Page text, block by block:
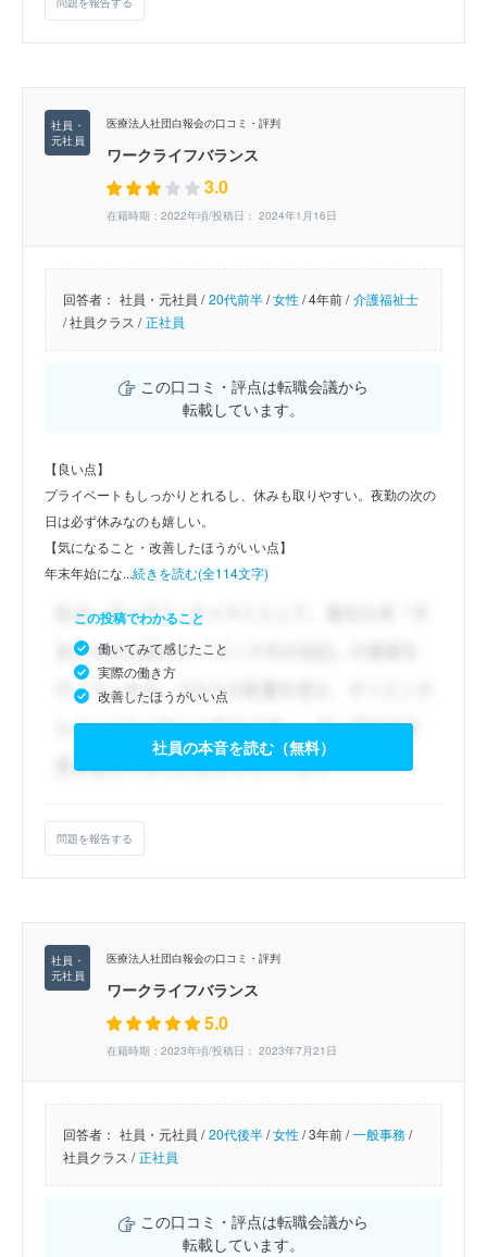
医療法人社団白報会の口コミ・評判
ワークライフバランス
3.0
在籍時期：2022年頃/投稿日： 2024年1月16日
回答者： 社員・元社員 / 20代前半/女性/4年前 / 介護福祉士
/社員クラス / 正社員
この口コミ・評点は転職会議から
転載しています。
【良い点】
プライベートもしっかりとれるし、休みも取りやすい。夜勤の次の
日は必ず休みなのも嬉しい。
【気になること・改善したほうがいい点】
年末年始にな...続きを読む(全114文字)
この投稿でわかること
働いてみて感じたこと
実際の働き方
改善したほうがいい点
社員の本音を読む（無料）
問題を報告する
医療法人社団白報会の口コミ・評判
ワークライフバランス
5.0
在籍時期：2023年頃/投稿日： 2023年7月21日
回答者： 社員・元社員 / 20代後半/女性/3年前 / 一般事務/
社員クラス / 正社員
この口コミ・評点は転職会議から
転載しています。